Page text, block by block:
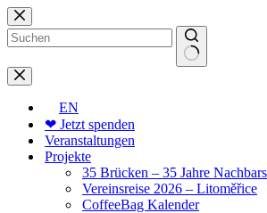
Zum
Inhalt
springen
Keine
Ergebnisse
EN
❤ Jetzt spenden
Veranstaltungen
Projekte
35 Brücken – 35 Jahre
Vereinsreise 2026 – Litoměřice
CoffeeBag Kalender